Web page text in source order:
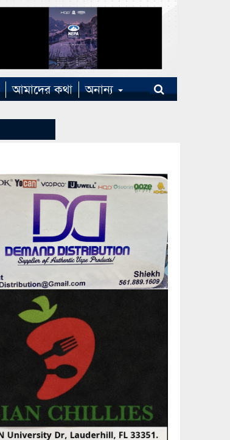
আমাদের কথা অনান্য